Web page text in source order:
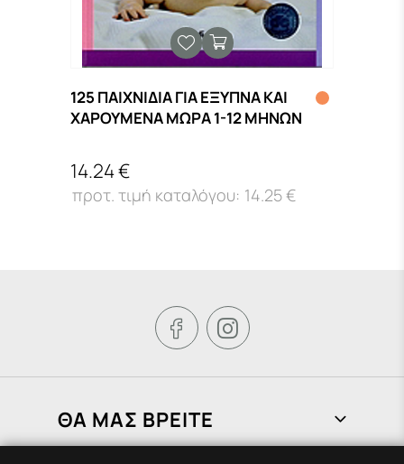
125 ΠΑΙΧΝΙΔΙΑ ΓΙΑ ΕΞΥΠΝΑ ΚΑΙ
ΧΑΡΟΥΜΕΝΑ ΜΩΡΑ 1-12 ΜΗΝΩΝ
14.24 €
14.25 €
 
ΘΑ ΜΑΣ ΒΡΕΙΤΕ